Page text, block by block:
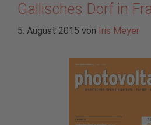
Gallisches Dorf in
5. August 2015 von Iris Meyer